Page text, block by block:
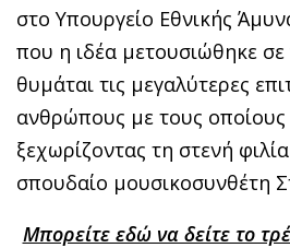
στο Υπουργείο Εθνικής
που η ιδέα μετουσιώθηκε σε
θυμάται τις μεγαλύτερες
ανθρώπους με τους οποίους
ξεχωρίζοντας τη στενή
σπουδαίο μουσικοσυνθέτη
Μπορείτε εδώ να δείτε το